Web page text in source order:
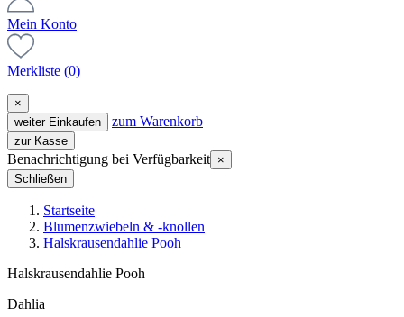
Mein Konto
Merkliste (0)
×
weiter Einkaufen
zum Warenkorb
zur Kasse
Benachrichtigung bei Verfügbarkeit ×
Schließen
Startseite
Blumenzwiebeln & -knollen
Halskrausendahlie Pooh
Halskrausendahlie Pooh
Dahlia